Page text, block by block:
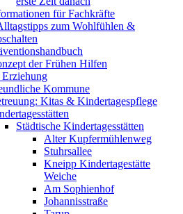
für Fachkräfte
zum Wohlfühlen &
der Frühen Hilfen
Kommune
Kitas & Kindertagespflege
Städtische Kindertagesstätten
Alter Kupfermühlenweg
Stuhrsallee
Kneipp Kindertagestätte
Weiche
Am Sophienhof
Johannisstraße